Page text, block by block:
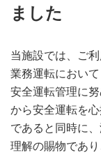
ました
当施設では、ご
業務運転におい
安全運転管理に
から安全運転を
であると同時に
理解の賜物であ